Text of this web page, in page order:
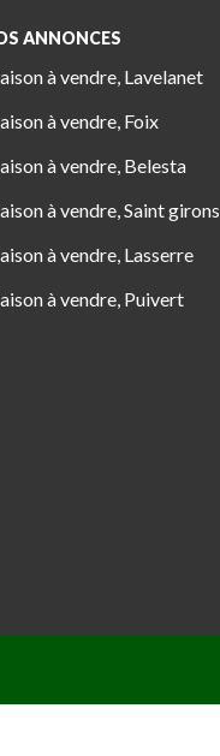
ANNONCES
à vendre, Lavelanet
à vendre, Foix
à vendre, Belesta
à vendre, Saint girons
à vendre, Lasserre
à vendre, Puivert